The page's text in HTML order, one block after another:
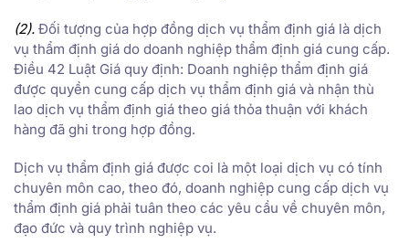
(2). Đối tượng của hợp đồng dịch vụ thẩm định giá là dịch
vụ thẩm định giá do doanh nghiệp thẩm định giá cung cấp.
Điều 42 Luật Giá quy định: Doanh nghiệp thẩm định giá
được quyền cung cấp dịch vụ thẩm định giá và nhận thù
lao dịch vụ thẩm định giá theo giá thỏa thuận với khách
hàng đã ghi trong hợp đồng.
Dịch vụ thẩm định giá được coi là một loại dịch vụ có tính
chuyên môn cao, theo đó, doanh nghiệp cung cấp dịch vụ
thẩm định giá phải tuân theo các yêu cầu về chuyên môn,
đạo đức và quy trình nghiệp vụ.